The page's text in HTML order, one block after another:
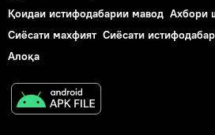
Қоидаи истифодабарии мавод Ахбори
Сиёсати махфият Сиёсати
Алоқа